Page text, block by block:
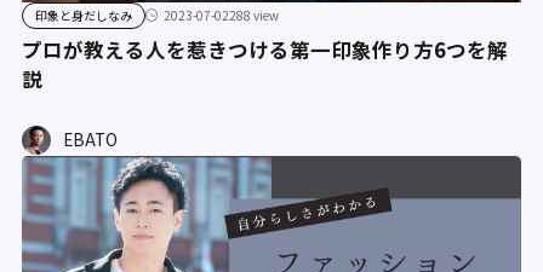
印象と身だしなみ 2023-07-02288 view
プロが教える人を惹きつける第一印象作り方6つを解
説
EBATO